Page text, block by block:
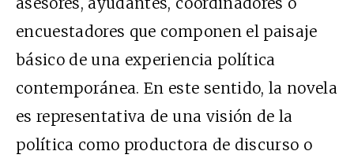
encuestadores que componen el paisaje
básico de una experiencia política
contemporánea. En este sentido, la novela
es representativa de una visión de la
política como productora de discurso o